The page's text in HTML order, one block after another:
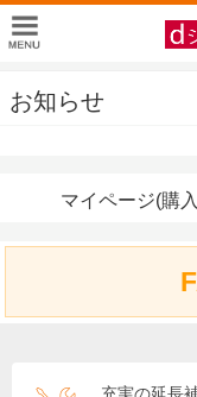
お知らせ
マイページ(購